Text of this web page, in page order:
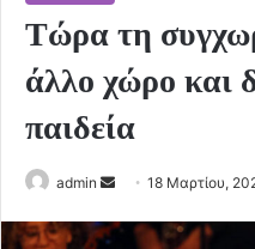
Τώρα τη
άλλο χώρο και
παιδεία
admin
Send
email
18 Μαρτίου,